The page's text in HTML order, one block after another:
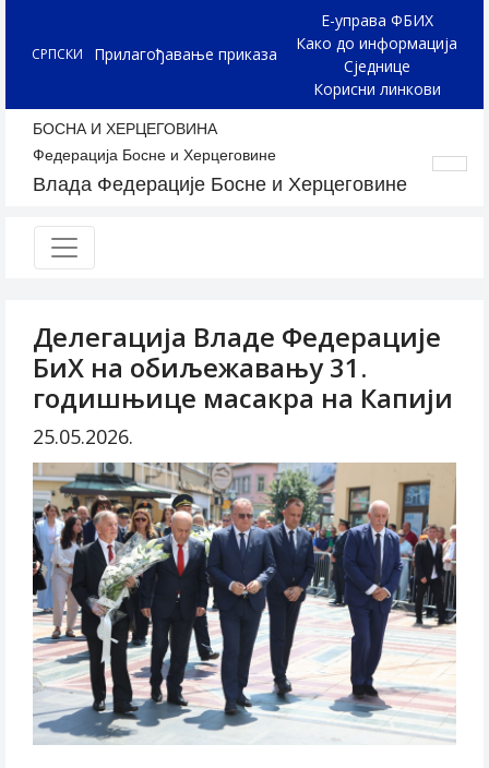
СРПСКИ Прилагођавање приказа
Е-управа ФБИХ
Како до информација
Сједнице
Корисни линкови
БОСНА И ХЕРЦЕГОВИНА
Федерација Босне и Херцеговине
Влада Федерације Босне и Херцеговине
Делегација Владе Федерације
БиХ на обиљежавању 31.
годишњице масакра на Капији
25.05.2026.